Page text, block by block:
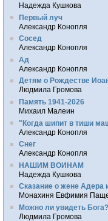
Надежда Кушкова
Первый луч
Александр Конопля
Сосед
Александр Конопля
Ад
Александр Конопля
Детям о Рождестве
Людмила Громова
Память 1941-2026
Михаил Малеин
"Когда шипит в тиши
Александр Конопля
Снег
Александр Конопля
НАШИМ ВОИНАМ
Надежда Кушкова
Сказание о жене Адера
Монахиня Евфимия
Можно ли увидеть
Людмила Громова